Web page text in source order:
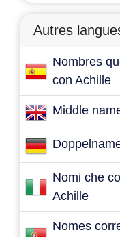
Autres
Nombres
con Achille
Middle
Nomi che
Achille
Nomes